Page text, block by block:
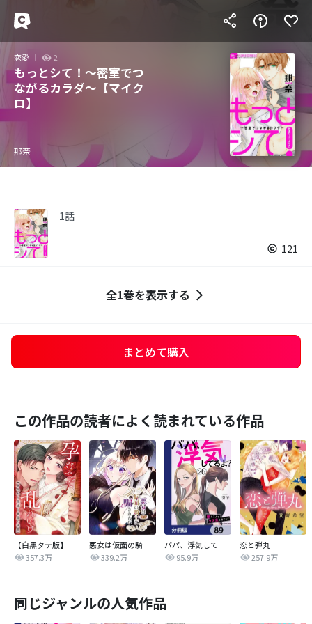
恋愛 2
もっとシて！～密室でつ
ながるカラダ～【マイク
ロ】
那奈
1話
121
全1巻を表示する
まとめて購入
この作品の読者によく読まれている作品
【白黒タテ版】孕むまで乱れいけ～身代わり花嫁と軍服の猛愛
357.3万
悪女は仮面の騎士に騙されない
339.2万
パパ、浮気してるよ？娘と二人でクズ夫を捨てます【分冊版】
95.9万
恋と弾丸
257.9万
同じジャンルの人気作品